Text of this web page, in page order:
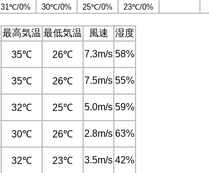
31℃/0% 30℃/0% 25℃/0% 23℃/0%
最高気温 最低気温 風速
湿度
35℃ 26℃ 7.3m/s 58%
35℃ 26℃ 7.5m/s 55%
32℃ 25℃ 5.0m/s 59%
30℃ 26℃ 2.8m/s 63%
32℃ 23℃ 3.5m/s 42%